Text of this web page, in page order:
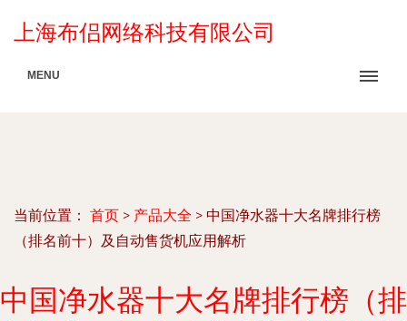
上海布侣网络科技有限公司
MENU
当前位置： 首页 > 产品大全 > 中国净水器十大名牌排行榜
（排名前十）及自动售货机应用解析
中国净水器十大名牌排行榜（排